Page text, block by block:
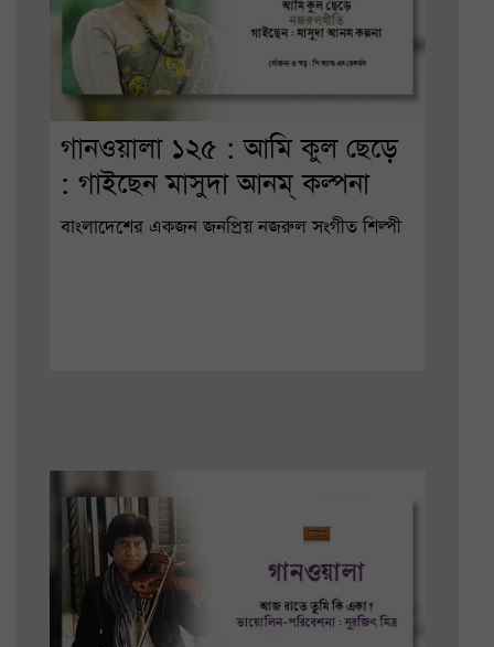
গানওয়ালা ১২৫ : আমি কুল ছেড়ে
: গাইছেন মাসুদা আনম্ কল্পনা
বাংলাদেশের একজন জনপ্রিয় নজরুল সংগীত শিল্পী